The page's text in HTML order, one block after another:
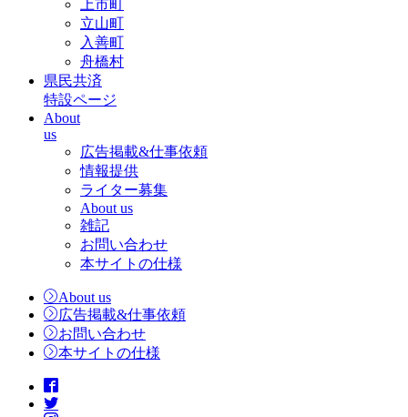
上市町
立山町
入善町
舟橋村
県民共済
特設ページ
About
us
広告掲載&仕事依頼
情報提供
ライター募集
About us
雑記
お問い合わせ
本サイトの仕様
About us
広告掲載&仕事依頼
お問い合わせ
本サイトの仕様